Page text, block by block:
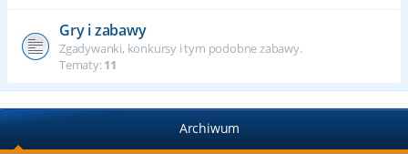
Gry i zabawy
Zgadywanki, konkursy i tym podobne zabawy.
Tematy:11
Archiwum